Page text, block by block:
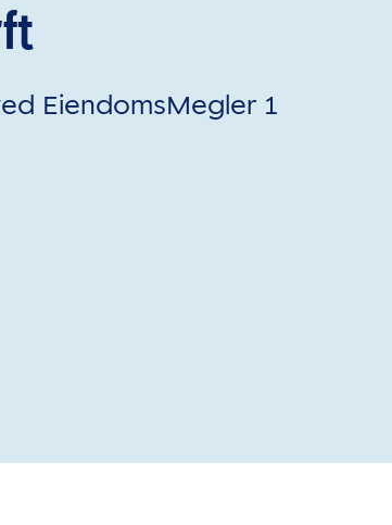
EiendomsMegler 1